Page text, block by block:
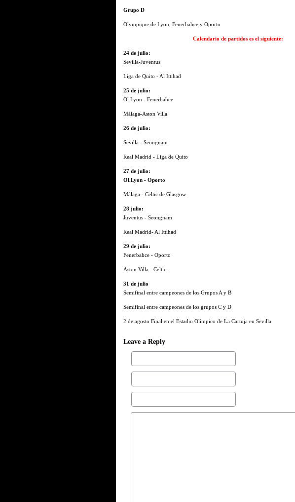
Grupo D
Olympique de Lyon, Fenerbahce y Oporto
Calendario de partidos es el siguiente:
24 de julio:
Sevilla-Juventus
Liga de Quito - Al Ittihad
25 de julio:
Ol.Lyon - Fenerbahce
Málaga-Aston Villa
26 de julio:
Sevilla - Seongnam
Real Madrid - Liga de Quito
27 de julio:
Ol.Lyon - Oporto
Málaga - Celtic de Glasgow
28 julio:
Juventus - Seongnam
Real Madrid- Al Ittihad
29 de julio:
Fenerbahce - Oporto
Aston Villa - Celtic
31 de julio
Semifinal entre campeones de los Grupos A y B
Semifinal entre campeones de los grupos C y D
2 de agosto Final en el Estadio Olímpico de La Cartuja en Sevilla
Leave a Reply